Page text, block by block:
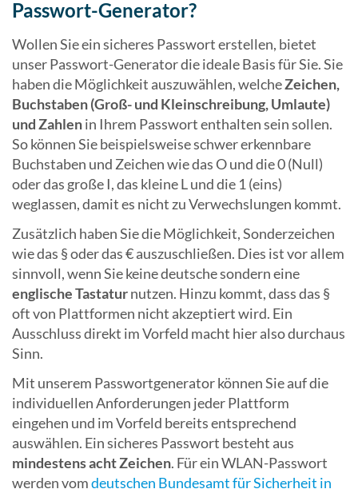
Passwort-Generator?
Wollen Sie ein sicheres Passwort erstellen, bietet
unser Passwort-Generator die ideale Basis für Sie. Sie
haben die Möglichkeit auszuwählen, welcheZeichen,
Buchstaben (Groß- und Kleinschreibung, Umlaute)
und Zahlenin Ihrem Passwort enthalten sein sollen.
So können Sie beispielsweise schwer erkennbare
Buchstaben und Zeichen wie das O und die 0 (Null)
oder das große I, das kleine L und die 1 (eins)
weglassen, damit es nicht zu Verwechslungen kommt.
Zusätzlich haben Sie die Möglichkeit, Sonderzeichen
wie das § oder das € auszuschließen. Dies ist vor allem
sinnvoll, wenn Sie keine deutsche sondern eine
englische Tastaturnutzen. Hinzu kommt, dass das §
oft von Plattformen nicht akzeptiert wird. Ein
Ausschluss direkt im Vorfeld macht hier also durchaus
Sinn.
Mit unserem Passwortgenerator können Sie auf die
individuellen Anforderungen jeder Plattform
eingehen und im Vorfeld bereits entsprechend
auswählen. Ein sicheres Passwort besteht aus
mindestens acht Zeichen. Für ein WLAN-Passwort
werden vomdeutschen Bundesamt für Sicherheit in